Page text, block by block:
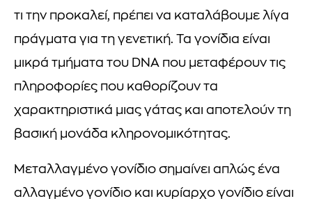
τι την προκαλεί, πρέπει να καταλάβουμε λίγα
πράγματα για τη γενετική. Τα γονίδια είναι
μικρά τμήματα του DNA που μεταφέρουν τις
πληροφορίες που καθορίζουν τα
χαρακτηριστικά μιας γάτας και αποτελούν τη
βασική μονάδα κληρονομικότητας.
Μεταλλαγμένο γονίδιο σημαίνει απλώς ένα
αλλαγμένο γονίδιο και κυρίαρχο γονίδιο είναι